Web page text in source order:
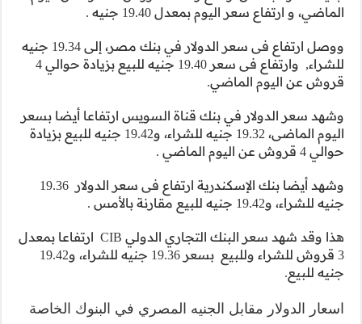
ووصل ارتفاع فى سعر الدولار في بنك مصر، إلى 19.34 جنيه
للشراء, وارتفاع فى سعر 19.40 جنيه للبيع بزيادة حوالي 4
ارتفاعا أيضا بسعر
اليوم الماضى، 19.32 جنيه للشراء، و19.42 جنيه للبيع بزيادة
وشهد أيضا بنك الإسكندرية ارتفاع فى سعر الدولار 19.36
هذا وقد شهد سعر البنك التجاري الدولي CIB ارتفاعا بمعدل
3 قروش للشراء وللبيع بسعر 19.36 جنيه للشراء، و19.42
البنوك الخاصة